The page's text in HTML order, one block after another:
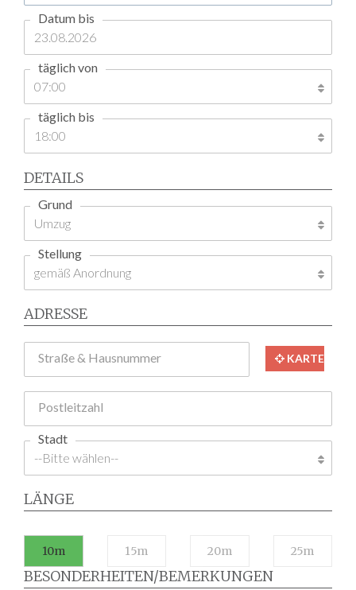
Datum bis
täglich von
täglich bis
DETAILS
Grund
Stellung
ADRESSE
Straße & Hausnummer KARTE
Postleitzahl
Stadt
LÄNGE
10m 15m 20m 25m
BESONDERHEITEN/BEMERKUNGEN